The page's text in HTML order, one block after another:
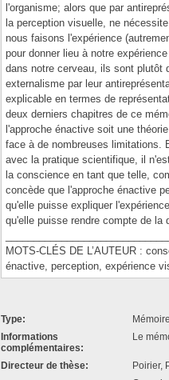
l'organisme; alors que par
la perception visuelle, ne
nous faisons l'expérience
pour donner lieu à notre
dans notre cerveau, ils sont plutôt
externalisme par leur
explicable en termes de
deux derniers chapitres de ce
l'approche énactive soit une
face à de nombreuses limitations.
avec la pratique scientifique, il
la conscience en tant que telle,
concède que l'approche énactive
qu'elle puisse expliquer
qu'elle puisse rendre compte de la
MOTS-CLÉS DE L’AUTEUR :
énactive, perception, expérience
Type:
Informations
complémentaires:
Le
Directeur de thèse:
Poirier,